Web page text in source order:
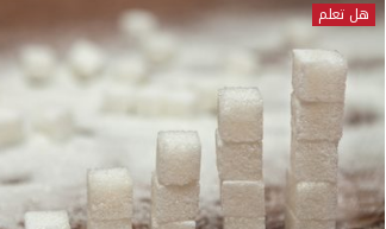
هل تعلم